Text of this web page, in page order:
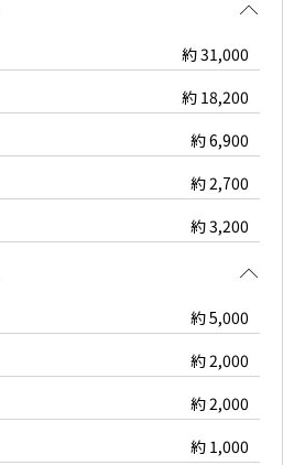
約 31,000
約 18,200
約 6,900
約 2,700
約 3,200
約 5,000
約 2,000
約 2,000
約 1,000